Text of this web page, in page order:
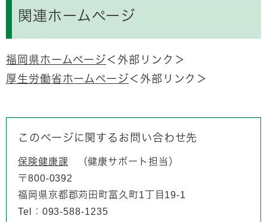
関連ホームページ
福岡県ホームページ＜外部リンク＞
厚生労働省ホームページ＜外部リンク＞
このページに関するお問い合わせ先
保険健康課
健康サポート担当
〒800-0392
福岡県京都郡苅田町富久町1丁目19-1
Tel：093-588‐1235